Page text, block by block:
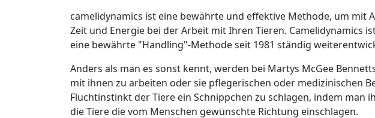
camelidynamics ist eine bewährte und effektive Methode, um mit
Zeit und Energie bei der Arbeit mit Ihren Tieren. Camelidynamics
eine bewährte "Handling"-Methode seit 1981 ständig
Anders als man es sonst kennt, werden bei Martys McGee
mit ihnen zu arbeiten oder sie pflegerischen oder medizinischen
Fluchtinstinkt der Tiere ein Schnippchen zu schlagen, indem man
die Tiere die vom Menschen gewünschte Richtung einschlagen.